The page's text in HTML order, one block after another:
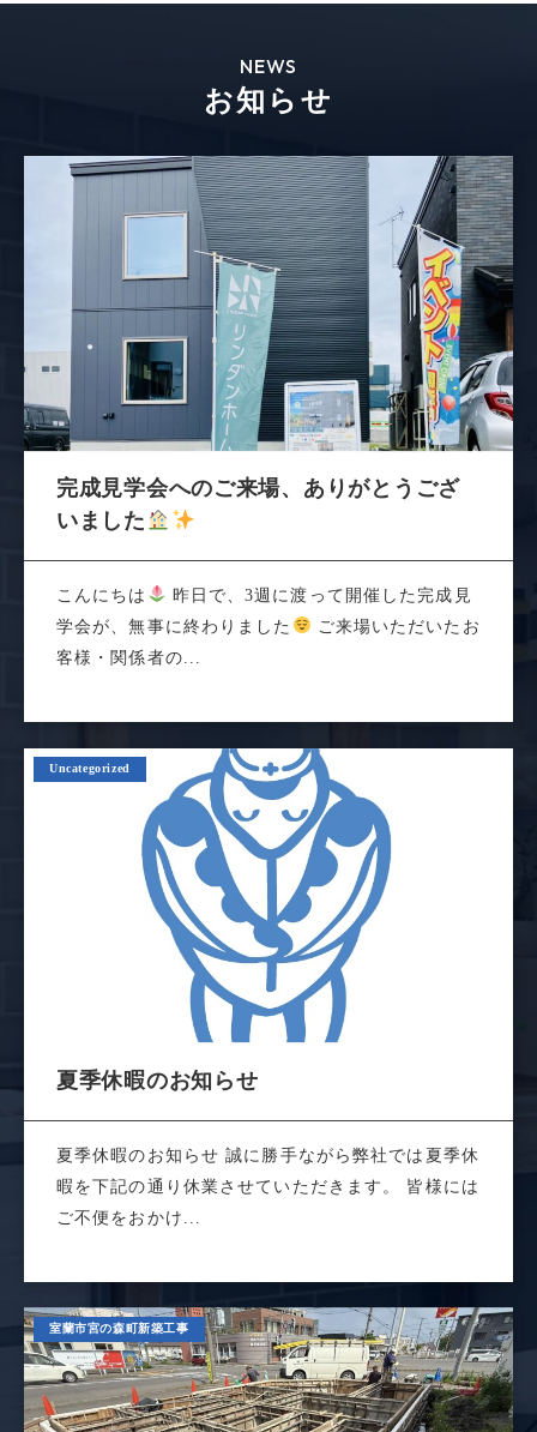
NEWS
お知らせ
完成見学会へのご来場、ありがとうござ
いました
こんにちは
昨日で、3週に渡って開催した完成見
学会が、無事に終わりました
ご来場いただいたお
客様・関係者の...
Uncategorized
夏季休暇のお知らせ
夏季休暇のお知らせ 誠に勝手ながら弊社では夏季休
暇を下記の通り休業させていただきます。 皆様には
ご不便をおかけ...
室蘭市宮の森町新築工事